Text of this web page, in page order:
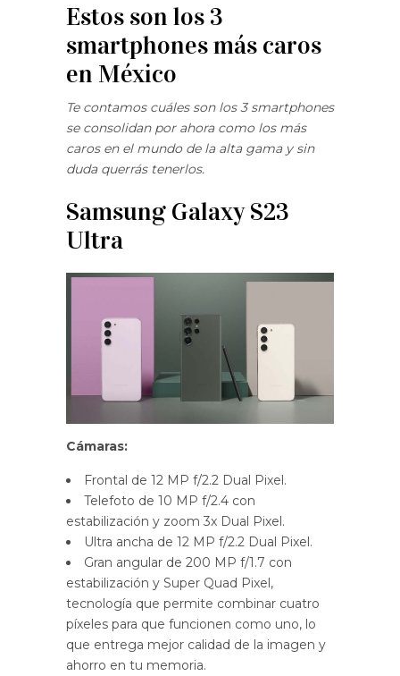
Estos son los 3
smartphones más caros
en México
Te contamos cuáles son los 3 smartphones
se consolidan por ahora como los más
caros en el mundo de la alta gama y sin
duda querrás tenerlos.
Samsung Galaxy S23
Ultra
Cámaras:
Frontal de 12 MP f/2.2 Dual Pixel.
Telefoto de 10 MP f/2.4 con
estabilización y zoom 3x Dual Pixel.
Ultra ancha de 12 MP f/2.2 Dual Pixel.
Gran angular de 200 MP f/1.7 con
estabilización y Super Quad Pixel,
tecnología que permite combinar cuatro
píxeles para que funcionen como uno, lo
que entrega mejor calidad de la imagen y
ahorro en tu memoria.